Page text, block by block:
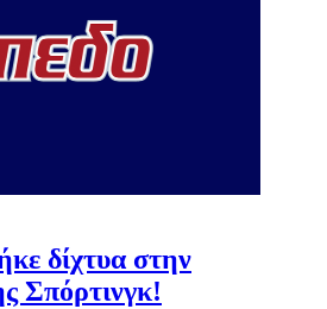
δίχτυα στην
Σπόρτινγκ!